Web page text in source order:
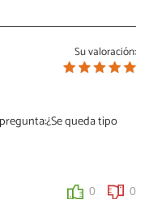
Su valoración:
queda tipo
0 0